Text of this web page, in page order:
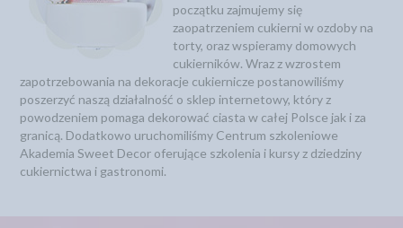
początku zajmujemy się
zaopatrzeniem cukierni w ozdoby na
torty, oraz wspieramy domowych
cukierników. Wraz z wzrostem
zapotrzebowania na dekoracje cukiernicze postanowiliśmy
poszerzyć naszą działalność o sklep internetowy, który z
powodzeniem pomaga dekorować ciasta w całej Polsce jak i za
granicą. Dodatkowo uruchomiliśmy Centrum szkoleniowe
Akademia Sweet Decor oferujące szkolenia i kursy z dziedziny
cukiernictwa i gastronomi.